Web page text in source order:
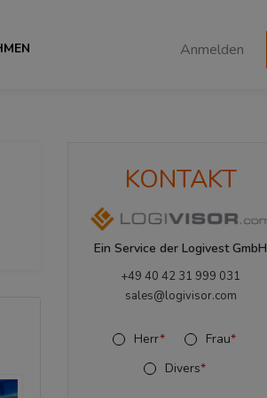
Anmelden
KONTAKT
Ein Service der Logivest GmbH
+49 40 42 31 999 031
sales@logivisor.com
Herr* Frau*
Divers*